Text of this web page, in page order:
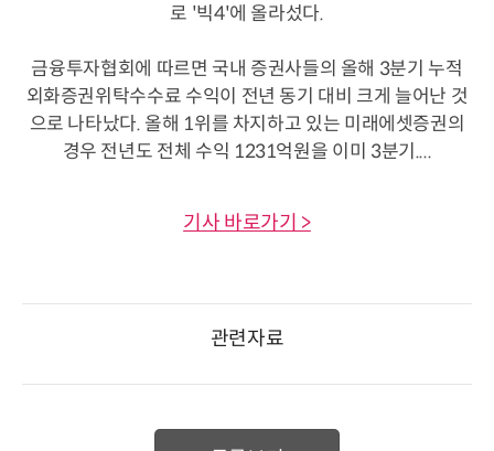
로 '빅4'에 올라섰다.
금융투자협회에 따르면 국내 증권사들의 올해 3분기 누적
외화증권위탁수수료 수익이 전년 동기 대비 크게 늘어난 것
으로 나타났다. 올해 1위를 차지하고 있는 미래에셋증권의
경우 전년도 전체 수익 1231억원을 이미 3분기....
기사 바로가기 >
관련자료